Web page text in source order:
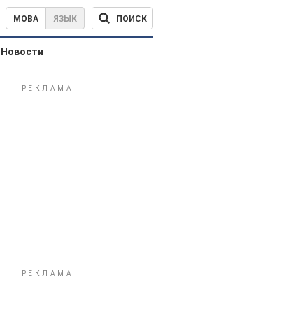
МОВА ЯЗЫК ПОИСК
Новости